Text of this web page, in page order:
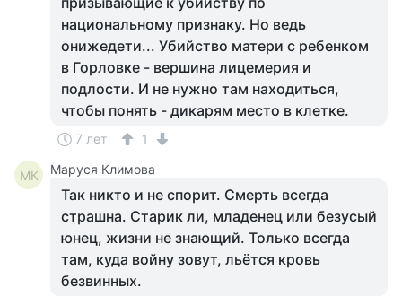
национальному признаку. Но ведь
онижедети... Убийство матери с ребенком
в Горловке - вершина лицемерия и
подлости. И не нужно там находиться,
чтобы понять - дикарям место в клетке.
7 лет 1
МК Маруся Климова
Так никто и не спорит. Смерть всегда
страшна. Старик ли, младенец или безусый
юнец, жизни не знающий. Только всегда
там, куда войну зовут, льётся кровь
безвинных.